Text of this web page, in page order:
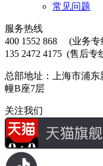
常见问题
服务热线
400 1552 868
(业务专
135 2472 4175 (售后专
总部地址：上海市浦
幢B座7层
关注我们